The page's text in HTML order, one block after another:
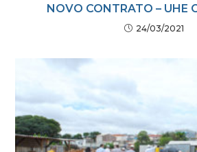
NOVO CONTRATO – UHE
24/03/2021